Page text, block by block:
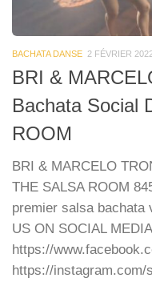
BACHATA DANSE 2 FÉVRIER
BRI &
Bachata Social
ROOM
BRI & MARCELO
THE SALSA ROOM
premier salsa bachata
US ON SOCIAL
https://
https://instagram.com/